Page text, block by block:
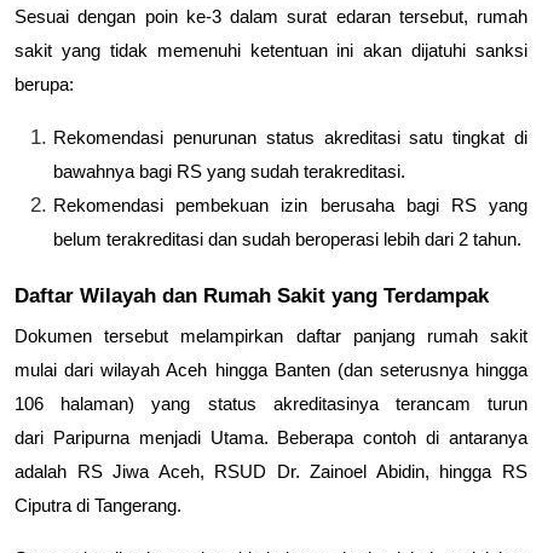
Sesuai dengan poin ke-3 dalam surat edaran tersebut, rumah
sakit yang tidak memenuhi ketentuan ini akan dijatuhi sanksi
berupa:
Rekomendasi penurunan status akreditasi satu tingkat di
bawahnya bagi RS yang sudah terakreditasi.
Rekomendasi pembekuan izin berusahabagi RS yang
belum terakreditasi dan sudah beroperasi lebih dari 2 tahun.
Daftar Wilayah dan Rumah Sakit yang Terdampak
Dokumen tersebut melampirkan daftar panjang rumah sakit
mulai dari wilayah Aceh hingga Banten (dan seterusnya hingga
106 halaman) yang status akreditasinya terancam turun
dari Paripurna menjadi Utama. Beberapa contoh di antaranya
adalah RS Jiwa Aceh, RSUD Dr. Zainoel Abidin, hingga RS
Ciputra di Tangerang.